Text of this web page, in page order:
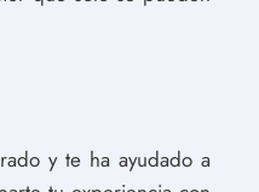
y te ha ayudado a